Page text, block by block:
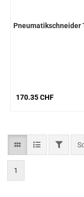
Pneumatikschneider
170.35 CHF
1